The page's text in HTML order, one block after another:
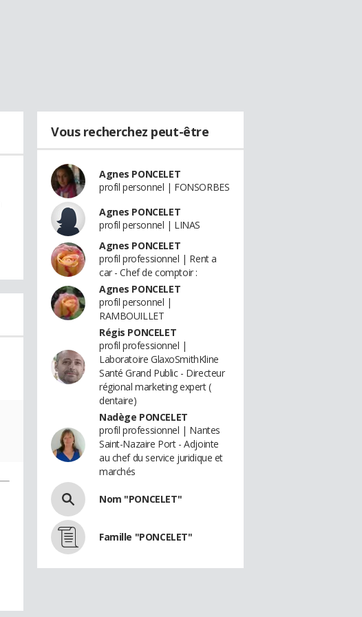
Vous recherchez peut-être
Agnes PONCELET
profil personnel | FONSORBES
Agnes PONCELET
profil personnel | LINAS
Agnes PONCELET
profil professionnel | Rent a
car - Chef de comptoir :
Agnes PONCELET
profil personnel |
RAMBOUILLET
Régis PONCELET
profil professionnel |
Laboratoire GlaxoSmithKline
Santé Grand Public - Directeur
régional marketing expert (
dentaire)
Nadège PONCELET
profil professionnel | Nantes
Saint-Nazaire Port - Adjointe
au chef du service juridique et
marchés
Nom "PONCELET"
Famille "PONCELET"